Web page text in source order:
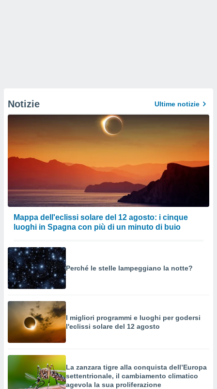
Notizie Ultime notizie
Mappa dell'eclissi solare del 12 agosto: i cinque
luoghi in Spagna con più di un minuto di buio
Perché le stelle lampeggiano la notte?
I migliori programmi e luoghi per godersi
l'eclissi solare del 12 agosto
La zanzara tigre alla conquista dell’Europa
settentrionale, il cambiamento climatico
agevola la sua proliferazione